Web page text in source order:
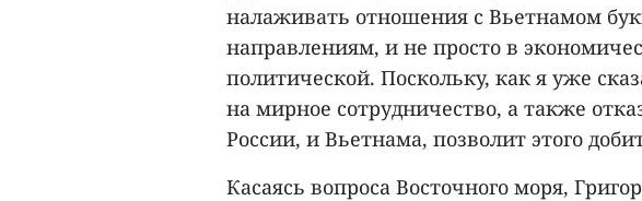
налаживать отношения с Вьетнамом
направлениям, и не просто в
политической. Поскольку, как я уже
на мирное сотрудничество, а также
России, и Вьетнама, позволит этого
Касаясь вопроса Восточного моря,